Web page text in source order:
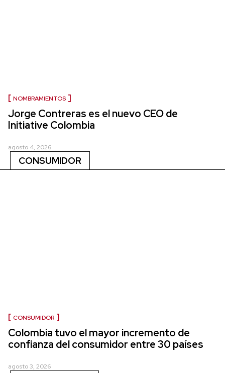
NOMBRAMIENTOS
Jorge Contreras es el nuevo CEO de
Initiative Colombia
agosto 4, 2026
CONSUMIDOR
CONSUMIDOR
Colombia tuvo el mayor incremento de
confianza del consumidor entre 30 países
agosto 3, 2026